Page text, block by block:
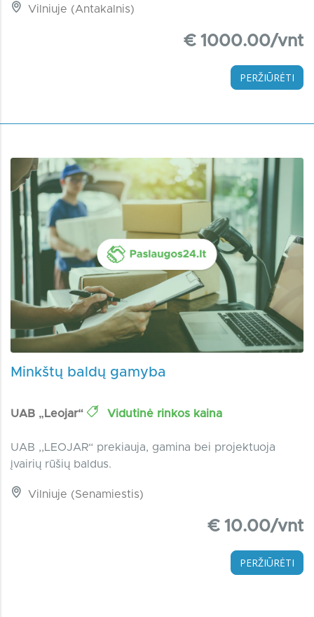
Vilniuje (Antakalnis)
€ 1000.00/vnt
PERŽIŪRĖTI
Minkštų baldų gamyba
UAB „Leojar“ Vidutinė rinkos kaina
UAB ,,LEOJAR“ prekiauja, gamina bei projektuoja
įvairių rūšių baldus.
Vilniuje (Senamiestis)
€ 10.00/vnt
PERŽIŪRĖTI